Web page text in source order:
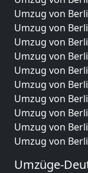
Umzug von
Umzug von
Umzug von
Umzug von
Umzug von
Umzug von
Umzug von
Umzug von
Umzug von
Umzug von
Umzüge-